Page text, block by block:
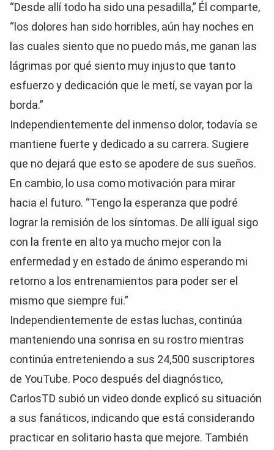
“Desde allí todo ha sido una pesadilla,” Él comparte,
“los dolores han sido horribles, aún hay noches en
las cuales siento que no puedo más, me ganan las
lágrimas por qué siento muy injusto que tanto
esfuerzo y dedicación que le metí, se vayan por la
borda.”
Independientemente del inmenso dolor, todavía se
mantiene fuerte y dedicado a su carrera. Sugiere
que no dejará que esto se apodere de sus sueños.
En cambio, lo usa como motivación para mirar
hacia el futuro. “Tengo la esperanza que podré
lograr la remisión de los síntomas. De allí igual sigo
con la frente en alto ya mucho mejor con la
enfermedad y en estado de ánimo esperando mi
retorno a los entrenamientos para poder ser el
mismo que siempre fui.”
Independientemente de estas luchas, continúa
manteniendo una sonrisa en su rostro mientras
continúa entreteniendo a sus 24,500 suscriptores
de YouTube. Poco después del diagnóstico,
CarlosTD subió un video donde explicó su situación
a sus fanáticos, indicando que está considerando
practicar en solitario hasta que mejore. También